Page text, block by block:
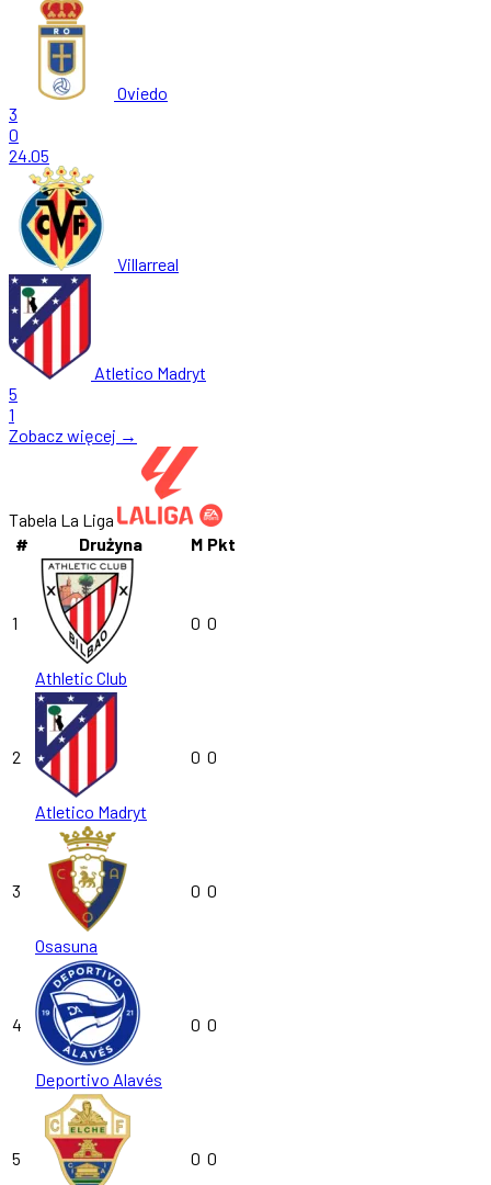
Oviedo
3
0
24.05
Villarreal
Atletico Madryt
5
1
Zobacz więcej →
Tabela La Liga
#
Drużyna M Pkt
1
Athletic Club
0 0
2
Atletico Madryt
0 0
3
Osasuna
0 0
4
Deportivo Alavés
0 0
5 0 0